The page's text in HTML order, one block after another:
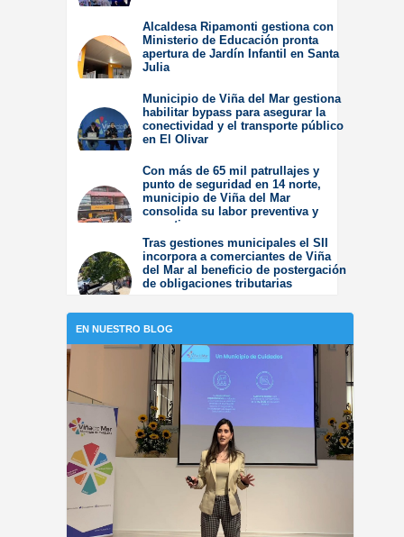
2026
Alcaldesa Ripamonti gestiona con
Ministerio de Educación pronta
apertura de Jardín Infantil en Santa
Julia
2026
Municipio de Viña del Mar gestiona
habilitar bypass para asegurar la
conectividad y el transporte público
en El Olivar
2026
Con más de 65 mil patrullajes y
punto de seguridad en 14 norte,
municipio de Viña del Mar
consolida su labor preventiva y
operativa
Jueves 30 de Julio de
2026
Tras gestiones municipales el SII
incorpora a comerciantes de Viña
del Mar al beneficio de postergación
de obligaciones tributarias
EN NUESTRO BLOG